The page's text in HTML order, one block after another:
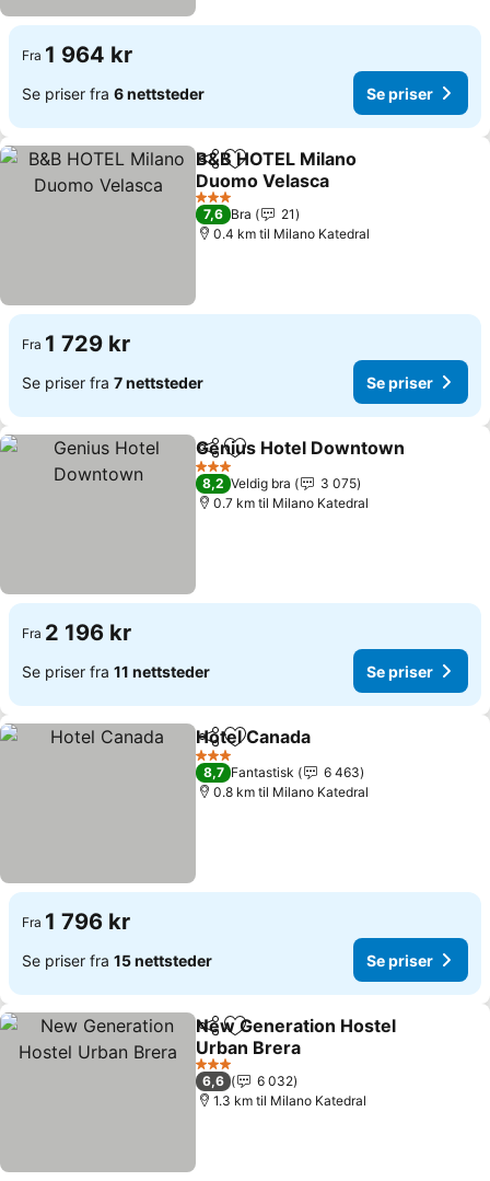
Fra 1 964 kr
Se priser fra 6 nettsteder Se priser
Del Legg til i favoritter
B&B HOTEL Milano
Duomo Velasca
3 Stjerner
7,6 Bra
21
0.4 km til Milano Katedral
Fra 1 729 kr
Se priser fra 7 nettsteder Se priser
Del Legg til i favoritter
Genius Hotel Downtown
3 Stjerner
8,2 Veldig bra
3 075
0.7 km til Milano Katedral
Fra 2 196 kr
Se priser fra 11 nettsteder Se priser
Del Legg til i favoritter
Hotel Canada
3 Stjerner
8,7 Fantastisk
6 463
0.8 km til Milano Katedral
Fra 1 796 kr
Se priser fra 15 nettsteder Se priser
Del Legg til i favoritter
New Generation Hostel
Urban Brera
3 Stjerner
6,6
6 032
1.3 km til Milano Katedral